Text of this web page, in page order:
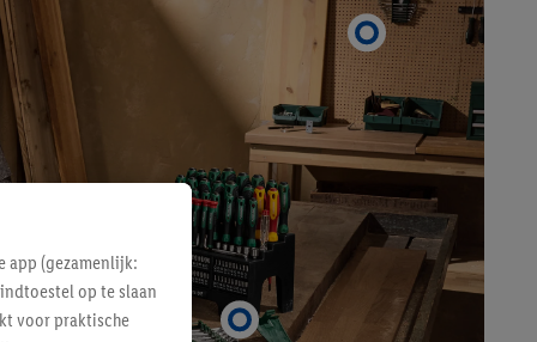
app (gezamenlijk:
op te slaan
voor praktische